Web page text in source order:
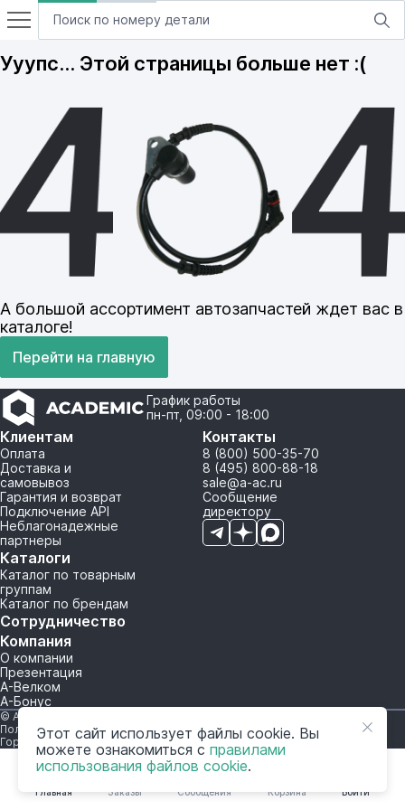
Главная Войти
Заказы Сообщения Корзина
Ууупс… Этой страницы больше нет :(
А большой ассортимент автозапчастей ждет вас в
каталоге!
Перейти на главную
График работы
пн-пт, 09:00 - 18:00
Клиентам
Оплата
Доставка и
самовывоз
Гарантия и возврат
Подключение API
Неблагонадежные
партнеры
Каталоги
Каталог по товарным
группам
Каталог по брендам
Сотрудничество
Компания
О компании
Презентация
А-Велком
А-Бонус
Контакты
8 (800) 500-35-70
8 (495) 800-88-18
sale@a-ac.ru
Сообщение
директору
© A-AC.RU 2015-2026. Все права защищены.
Политика обработки персональных данных
Горячая линия корпоративного регулирования и контроля
Этот сайт использует файлы cookie. Вы
можете ознакомиться с правилами
использования файлов cookie.